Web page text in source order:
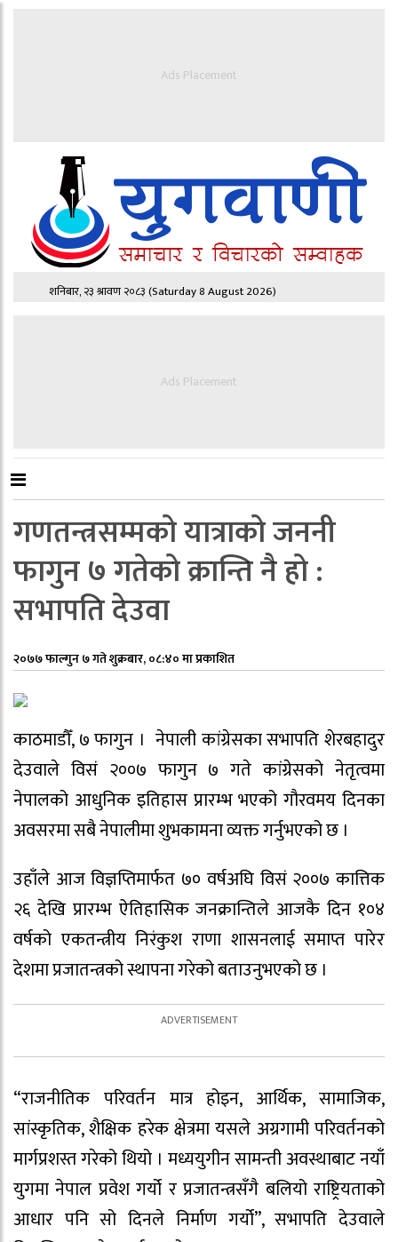
Ads Placement
शनिबार, २३ श्रावण २०८३(Saturday 8 August 2026)
Ads Placement
गणतन्त्रसम्मको यात्राको जननी
फागुन ७ गतेको क्रान्ति नै हो :
सभापति देउवा
२०७७ फाल्गुन ७ गते शुक्रबार, ०८:४० मा प्रकाशित
काठमाडौँ, ७ फागुन । नेपाली कांग्रेसका सभापति शेरबहादुर
देउवाले विसं २००७ फागुन ७ गते कांग्रेसको नेतृत्वमा
नेपालको आधुनिक इतिहास प्रारम्भ भएको गौरवमय दिनका
अवसरमा सबै नेपालीमा शुभकामना व्यक्त गर्नुभएको छ ।
उहाँले आज विज्ञप्तिमार्फत ७० वर्षअघि विसं २००७ कात्तिक
२६ देखि प्रारम्भ ऐतिहासिक जनक्रान्तिले आजकै दिन १०४
वर्षको एकतन्त्रीय निरंकुश राणा शासनलाई समाप्त पारेर
देशमा प्रजातन्त्रको स्थापना गरेको बताउनुभएको छ ।
“राजनीतिक परिवर्तन मात्र होइन, आर्थिक, सामाजिक,
सांस्कृतिक, शैक्षिक हरेक क्षेत्रमा यसले अग्रगामी परिवर्तनको
मार्गप्रशस्त गरेको थियो । मध्ययुगीन सामन्ती अवस्थाबाट नयाँ
युगमा नेपाल प्रवेश गर्यो र प्रजातन्त्रसँगै बलियो राष्ट्रियताको
आधार पनि सो दिनले निर्माण गर्यो”, सभापति देउवाले